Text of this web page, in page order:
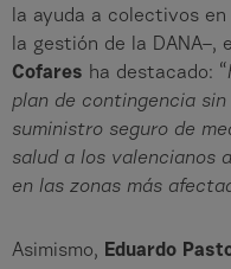
la ayuda a colectivos
la gestión de la DANA–,
Cofares ha destacado: “
plan de contingencia
suministro seguro de
salud a los valencianos
en las zonas más
Asimismo, Eduardo